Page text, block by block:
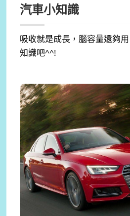
汽車小知識
吸收就是成長，腦容量還夠
知識吧^^!